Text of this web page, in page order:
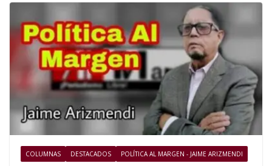
COLUMNAS DESTACADOS POLÍTICA AL MARGEN - JAIME ARIZMENDI